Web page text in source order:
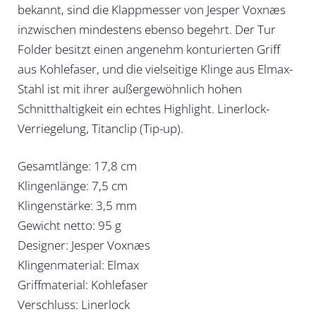
bekannt, sind die Klappmesser von Jesper Voxnæs
inzwischen mindestens ebenso begehrt. Der Tur
Folder besitzt einen angenehm konturierten Griff
aus Kohlefaser, und die vielseitige Klinge aus Elmax-
Stahl ist mit ihrer außergewöhnlich hohen
Schnitthaltigkeit ein echtes Highlight. Linerlock-
Verriegelung, Titanclip (Tip-up).
Gesamtlänge: 17,8 cm
Klingenlänge: 7,5 cm
Klingenstärke: 3,5 mm
Gewicht netto: 95 g
Designer: Jesper Voxnæs
Klingenmaterial: Elmax
Griffmaterial: Kohlefaser
Verschluss: Linerlock